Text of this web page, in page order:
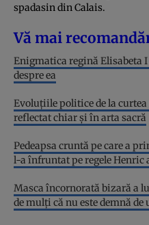
spadasin din Calais.
Vă mai
Enigmatica regină Elisabeta
despre ea
Evoluțiile politice de la
reflectat chiar și în arta sacră
Pedeapsa cruntă pe care a
l-a înfruntat pe regele Henric
Masca încornorată bizară a
de mulţi că nu este demnă de